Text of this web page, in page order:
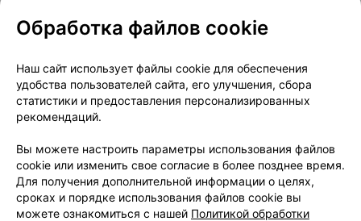
О проекте
Новости проекта
Размещение рекламы
Медицинский маркетинг
Публичный договор
Доставка
Способы оплаты
Вакансии
Партнеры
Написать руководителю 103.by
Написать в поддержку
Обработка файлов cookie
Наш сайт использует файлы cookie для обеспечения
удобства пользователей сайта, его улучшения, сбора
статистики и предоставления персонализированных
рекомендаций.
Вы можете настроить параметры использования файлов
cookie или изменить свое согласие в более позднее время.
Для получения дополнительной информации о целях,
сроках и порядке использования файлов cookie вы
можете ознакомиться с нашей Политикой обработки